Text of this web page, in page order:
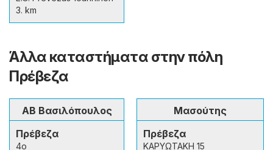
3. km
Άλλα καταστήματα στην πόλη
Πρέβεζα
ΑΒ Βασιλόπουλος
Πρέβεζα
4ο
Μασούτης
Πρέβεζα
ΚΑΡΥΩΤΑΚΗ 15